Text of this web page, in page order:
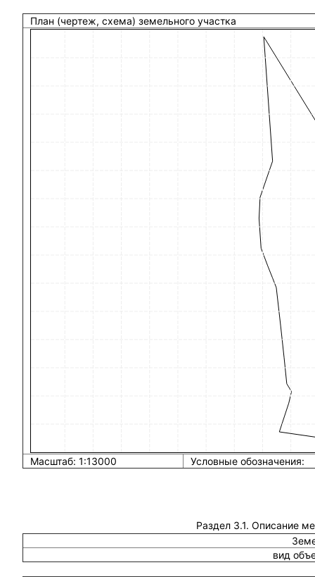
План (чертеж, схема) земельного участка
Масштаб: 1:13000 Условные обозначения:
Раздел 3.1. Описание
вид